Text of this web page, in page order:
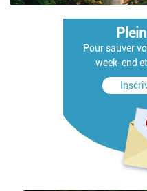
Pour sauver
week-end